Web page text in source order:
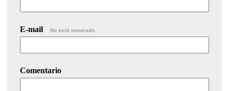
E-mail No será mostrado.
Comentario